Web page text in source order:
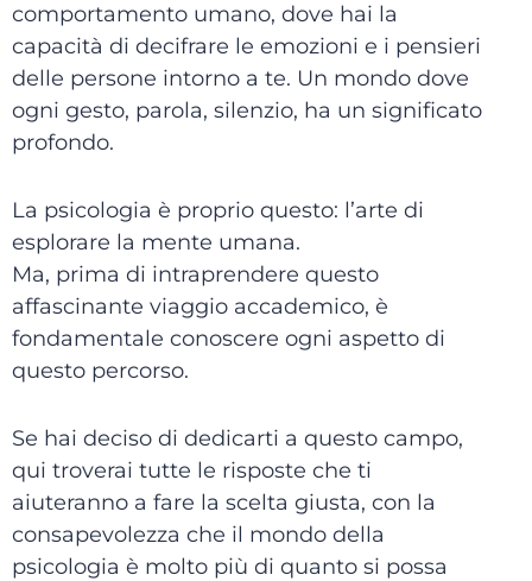
comportamento umano, dove hai la
capacità di decifrare le emozioni e i pensieri
delle persone intorno a te. Un mondo dove
ogni gesto, parola, silenzio, ha un significato
profondo.
La psicologia è proprio questo: l’arte di
esplorare la mente umana.
Ma, prima di intraprendere questo
affascinante viaggio accademico, è
fondamentale conoscere ogni aspetto di
questo percorso.
Se hai deciso di dedicarti a questo campo,
qui troverai tutte le risposte che ti
aiuteranno a fare la scelta giusta, con la
consapevolezza che il mondo della
psicologia è molto più di quanto si possa